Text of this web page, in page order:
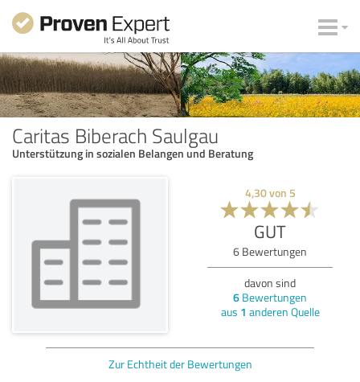
Caritas Biberach Saulgau
Unterstützung in sozialen Belangen und Beratung
4,30von 5
GUT
6 Bewertungen
davon sind
6 Bewertungen
aus 1 anderen Quelle
Zur Echtheit der Bewertungen